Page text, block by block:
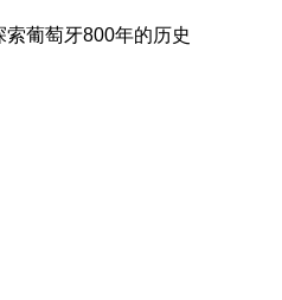
葡萄牙800年的历史